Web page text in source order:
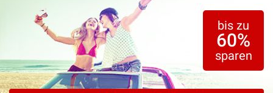
bis zu
60%
sparen